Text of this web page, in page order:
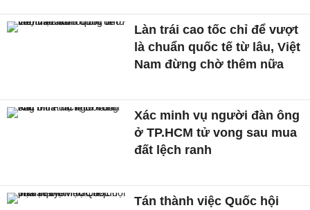
Làn trái cao tốc chỉ để vượt
là chuẩn quốc tế từ lâu, Việt
Nam đừng chờ thêm nữa
Xác minh vụ người đàn ông
ở TP.HCM tử vong sau mua
đất lệch ranh
Tán thành việc Quốc hội